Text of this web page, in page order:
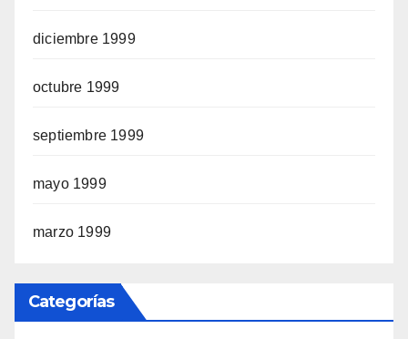
diciembre 1999
octubre 1999
septiembre 1999
mayo 1999
marzo 1999
Categorías